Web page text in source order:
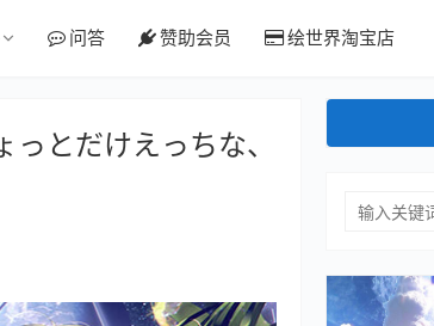
问答 赞助会员 绘世界淘宝店
とだけえっちな、